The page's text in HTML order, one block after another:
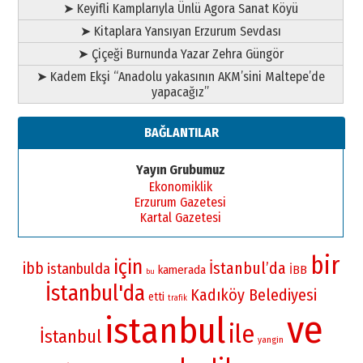
➤ Keyifli Kamplarıyla Ünlü Agora Sanat Köyü
➤ Kitaplara Yansıyan Erzurum Sevdası
➤ Çiçeği Burnunda Yazar Zehra Güngör
➤ Kadem Ekşi “Anadolu yakasının AKM’sini Maltepe’de
yapacağız”
BAĞLANTILAR
Yayın Grubumuz
Ekonomiklik
Erzurum Gazetesi
Kartal Gazetesi
ibb istanbulda için bu kamerada İstanbul’da İBB bir
İstanbul'da etti trafik Kadıköy Belediyesi
İstanbul istanbulile yangin ve